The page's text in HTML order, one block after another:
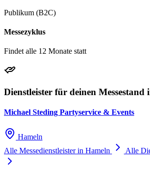
Publikum (B2C)
Messezyklus
Findet alle 12 Monate statt
Dienstleister für deinen Messestand
Michael Steding Partyservice & Events
Hameln
Alle Messedienstleister in Hameln
Alle